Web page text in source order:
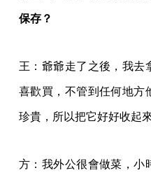
保存？
王：爺爺走了之後，我去
喜歡買，不管到任何地方
珍貴，所以把它好好收起
方：我外公很會做菜，小